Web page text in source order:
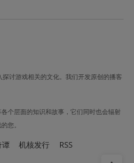
讨游戏相关的文化。我们开发原创的播客
个层面的知识和故事，它们同时也会辐射
您。
谭 机核发行 RSS